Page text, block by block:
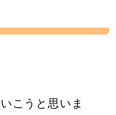
こうと思いま